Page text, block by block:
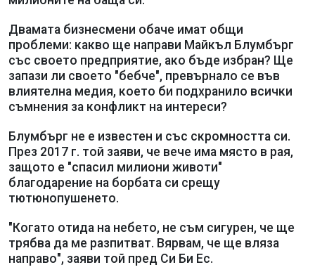
Двамата бизнесмени обаче имат общи
проблеми: какво ще направи Майкъл Блумбърг
със своето предприятие, ако бъде избран? Ще
запази ли своето "бебче", превърнало се във
влиятелна медия, което би подхранило всички
съмнения за конфликт на интереси?
Блумбърг не е известен и със скромността си.
През 2017 г. той заяви, че вече има място в рая,
защото е "спасил милиони животи"
благодарение на борбата си срещу
тютюнопушенето.
"Когато отида на небето, не съм сигурен, че ще
трябва да ме разпитват. Вярвам, че ще вляза
направо", заяви той пред Си Би Ес.